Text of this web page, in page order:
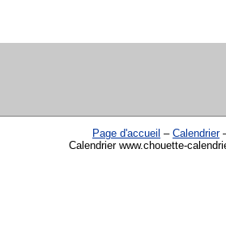
Page d'accueil – Calendrier
Calendrier www.chouette-